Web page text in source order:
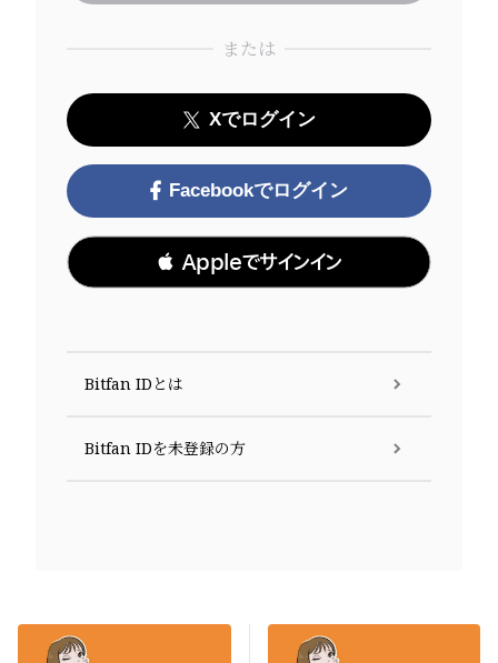
または
Xでログイン
Facebookでログイン
 Appleでサインイン
Bitfan IDとは
Bitfan IDを未登録の方